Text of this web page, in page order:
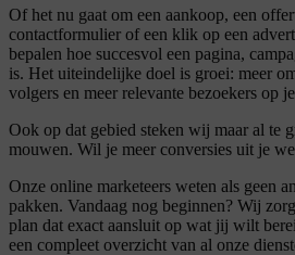
Of het nu gaat om een aankoop, een
contactformulier of een klik op een
bepalen hoe succesvol een pagina,
is. Het uiteindelijke doel is groei: meer
volgers en meer relevante bezoekers op
Ook op dat gebied steken wij maar al te
mouwen. Wil je meer conversies uit je
Onze online marketeers weten als geen
pakken. Vandaag nog beginnen? Wij
plan dat exact aansluit op wat jij wilt
een compleet overzicht van al onze